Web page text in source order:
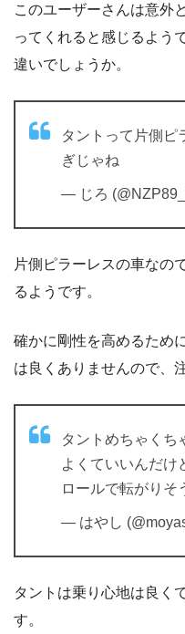
このユーザーさんは意外
ってくれると感じるよう
違いでしょうか。
タントって片側ピ
ぎじゃね
— じろ
片側ピラーレスの車なの
るようです。
確かに剛性を高めるため
は良くありませんので、
タントめちゃくち
よくていいんだけ
ロールで転がりそ
— はやし
タントは乗り心地は良く
す。